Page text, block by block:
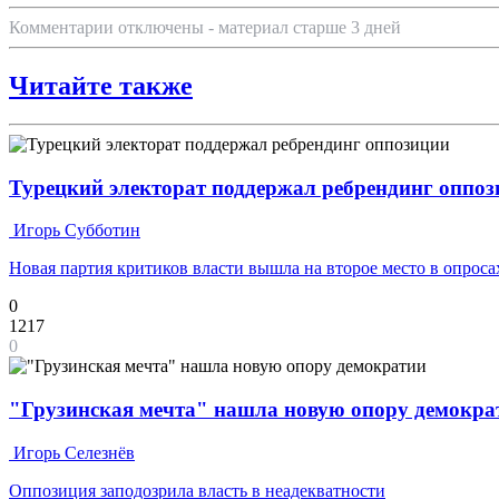
Комментарии отключены - материал старше 3 дней
Читайте также
Турецкий электорат поддержал ребрендинг
Игорь Субботин
Новая партия критиков власти вышла на второе место в
0
1217
0
"Грузинская мечта" нашла новую опору
Игорь Селезнёв
Оппозиция заподозрила власть в неадекватности